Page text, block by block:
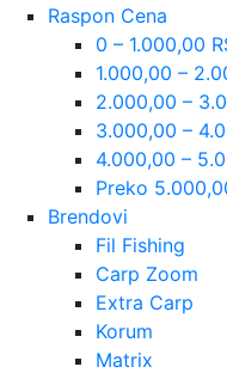
Raspon Cena
0 – 1.000,00
1.000,00 –
2.000,00 –
3.000,00 –
4.000,00 –
Preko
Brendovi
Fil Fishing
Carp Zoom
Extra Carp
Korum
Matrix